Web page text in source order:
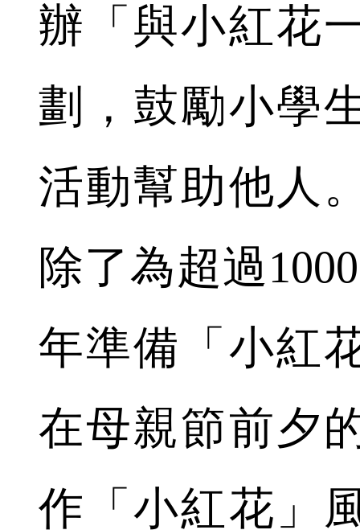
辦「與小紅花
劃，鼓勵小學
活動幫助他人
除了為超過
年準備「小紅
在母親節前夕
作「小紅花」